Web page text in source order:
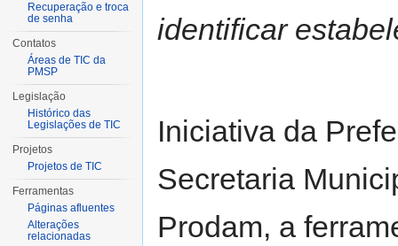
identificar
Iniciativa da
Secretaria
Prodam, a
Recuperação e troca
de senha
Contatos
Áreas de TIC da
PMSP
Legislação
Histórico das
Legislações de TIC
Projetos
Projetos de TIC
Ferramentas
Páginas afluentes
Alterações
relacionadas